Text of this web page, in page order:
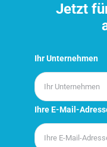
Jetzt
Ihr Unternehmen
Ihre E-Mail-